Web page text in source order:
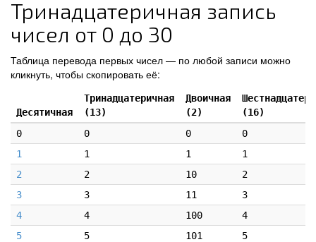
Тринадцатеричная запись
чисел от 0 до 30
Таблица перевода первых чисел — по любой записи можно
кликнуть, чтобы скопировать её:
Десятичная
Тринадцатеричная
(13)
Двоичная
(2)
(16)
0
0 0
0
1
1 1
1
2
2 10
2
3
3 11
3
4
4 100
4
5
5 101
5